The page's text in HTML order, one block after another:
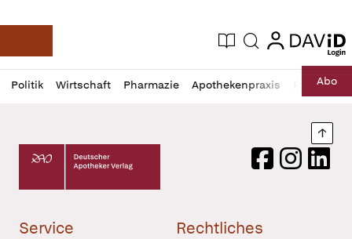
Deutsche Apotheker Zeitung
Aktuelle Ausgabe
Suche login
login
Politik Wirtschaft Pharmazie Apothekenpraxis RechtAbo
Profil
öffnen
Daz
Pur
Deutscher Apotheker Verlag Logo
FacebookInstagram
Service Rechtliches